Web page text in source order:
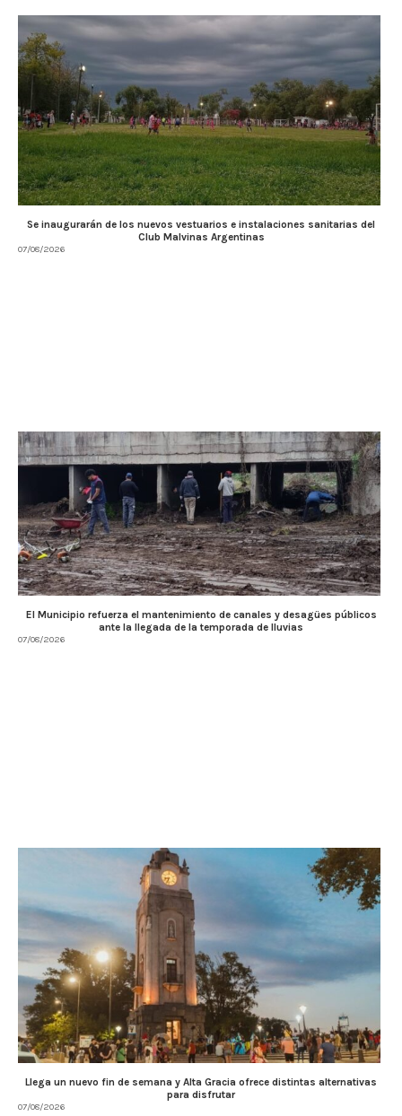
Se inaugurarán de los nuevos vestuarios e instalaciones sanitarias del
Club Malvinas Argentinas
07/08/2026
El Municipio refuerza el mantenimiento de canales y desagües públicos
ante la llegada de la temporada de lluvias
07/08/2026
Llega un nuevo fin de semana y Alta Gracia ofrece distintas alternativas
para disfrutar
07/08/2026